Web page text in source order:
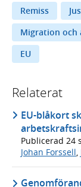
Remiss
Migration och
EU
Relaterat
EU-blåkort
Publicerad 24
Johan Forssell